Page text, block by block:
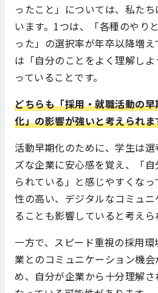
ったこと」については、私た
います。1つは、「各種のやり
った」の選択率が年卒以降増
は「自分のことをよく理解し
っていることです。
どちらも「採用・就職活動の
化」の影響が強いと考えられま
活動早期化のために、学生は
ズな企業に安心感を覚え、「
られている」と感じやすくな
性の高い、デジタルなコミュ
ることも影響していると考えら
一方で、スピード重視の採用
業とのコミュニケーション機
め、自分が企業から十分理解